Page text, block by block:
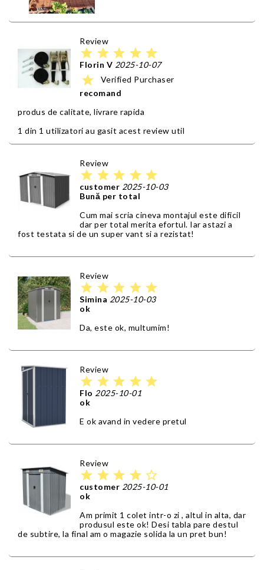
Review
star star star star star
Florin V 2025-10-07
star
Verified Purchaser
recomand
produs de calitate, livrare rapida
1 din 1 utilizatori au gasit acest review util
Review
star star star star star
customer 2025-10-03
Bună per total
Cum mai scria cineva montajul este dificil
dar per total merita efortul. Iar astazi a
fost testata si de un super vant si a rezistat!
Review
star star star star star
Simina 2025-10-03
ok
Da, este ok, multumim!
Review
star star star star star
Flo 2025-10-01
ok
E ok avand in vedere pretul
Review
star star star star star_border
customer 2025-10-01
ok
Am primit 1 colet intr-o zi , altul in alta, dar
produsul este ok! Desi tabla pare destul
de subtire, la final am o magazie solida la un pret bun!